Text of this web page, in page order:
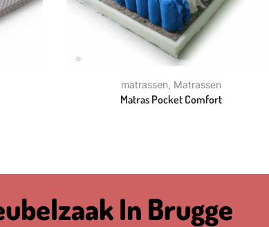
matrassen Matrassen
Matras Pocket Comfort
In Brugge